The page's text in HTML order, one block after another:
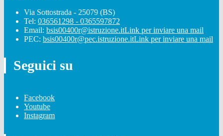
Via Sottostrada - 25079 (BS)
Tel: 036561298 - 0365597872
Email: bsis00400r@istruzione.itLink per inviare una mail
PEC: bsis00400r@pec.istruzione.itLink per inviare una mail
Seguici su
Facebook
Youtube
Instagram